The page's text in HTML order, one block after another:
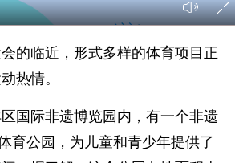
临近，形式多样的体育项目正
热情。
际非遗博览园内，有一个非遗
育公园，为儿童和青少年提供了